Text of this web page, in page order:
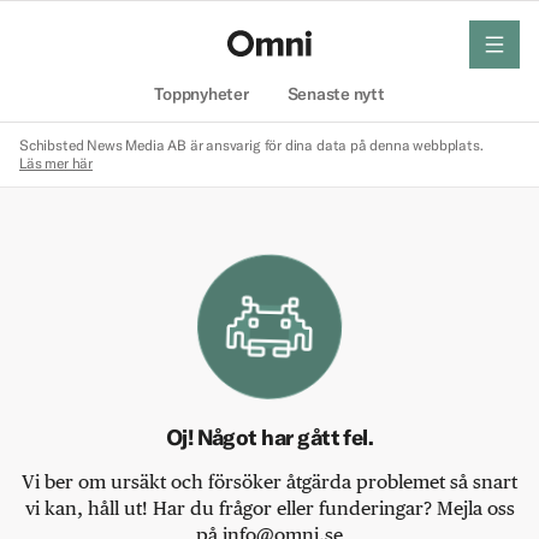
Toppnyheter Senaste nytt
meny
Schibsted News Media AB är ansvarig för dina data på denna webbplats.
Läs mer här
Oj! Något har gått fel.
Vi ber om ursäkt och försöker åtgärda problemet så snart
vi kan, håll ut! Har du frågor eller funderingar? Mejla oss